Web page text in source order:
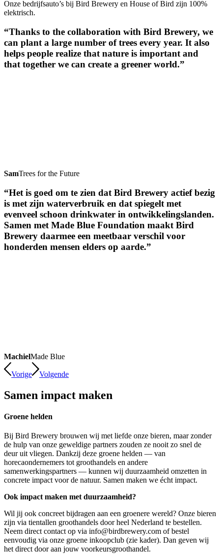
Onze bedrijfsauto’s bij Bird Brewery en House of Bird zijn 100%
elektrisch.
“Thanks to the collaboration with Bird Brewery, we
can plant a large number of trees every year. It also
helps people realize that nature is important and
that together we can create a greener world.”
SamTrees for the Future
“Het is goed om te zien dat Bird Brewery actief bezig
is met zijn waterverbruik en dat spiegelt met
evenveel schoon drinkwater in ontwikkelingslanden.
Samen met Made Blue Foundation maakt Bird
Brewery daarmee een meetbaar verschil voor
honderden mensen elders op aarde.”
MachielMade Blue
Vorige Volgende
Samen impact maken
Groene helden
Bij Bird Brewery brouwen wij met liefde onze bieren, maar zonder
de hulp van onze geweldige partners zouden ze nooit zo snel de
deur uit vliegen. Dankzij deze groene helden — van
horecaondernemers tot groothandels en andere
samenwerkingspartners — kunnen wij duurzaamheid omzetten in
concrete impact voor de natuur. Samen maken we écht impact.
Ook impact maken met duurzaamheid?
Wil jij ook concreet bijdragen aan een groenere wereld? Onze bieren
zijn via tientallen groothandels door heel Nederland te bestellen.
Neem direct contact op via info@birdbrewery.com of bestel
eenvoudig via onze groene inkoopclub (zie kader). Dan geven wij
het direct door aan jouw voorkeursgroothandel.